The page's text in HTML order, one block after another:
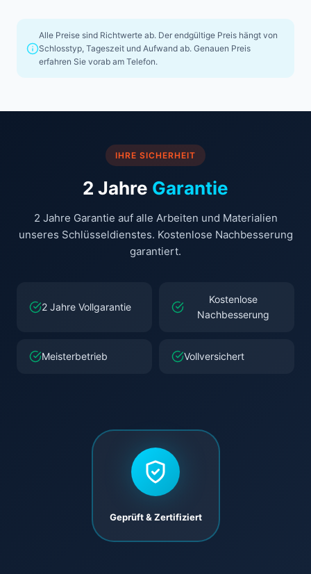
Alle Preise sind Richtwerte ab. Der endgültige Preis hängt von
Schlosstyp, Tageszeit und Aufwand ab. Genauen Preis
erfahren Sie vorab am Telefon.
IHRE SICHERHEIT
2 Jahre Garantie
2 Jahre Garantie auf alle Arbeiten und Materialien
unseres Schlüsseldienstes. Kostenlose Nachbesserung
garantiert.
2 Jahre Vollgarantie
Kostenlose
Nachbesserung
Meisterbetrieb Vollversichert
Geprüft & Zertifiziert